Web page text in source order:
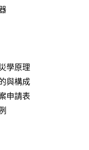
學原理
與構成
申請表